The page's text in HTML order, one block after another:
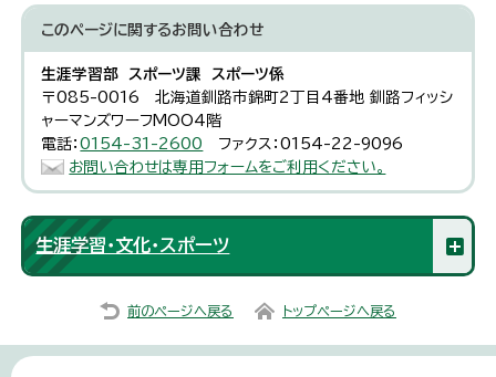
このページに関するお問い合わせ
生涯学習部 スポーツ課 スポーツ係
〒085-0016 北海道釧路市錦町2丁目4番地 釧路フィッシ
ャーマンズワーフMOO4階
電話：0154-31-2600
ファクス：0154-22-9096
お問い合わせは専用フォームをご利用ください。
生涯学習・文化・スポーツ
前のページへ戻る トップページへ戻る